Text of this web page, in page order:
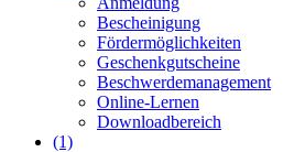
Bescheinigung
Fördermöglichkeiten
Geschenkgutscheine
Beschwerdemanagement
Online-Lernen
Downloadbereich
(1)